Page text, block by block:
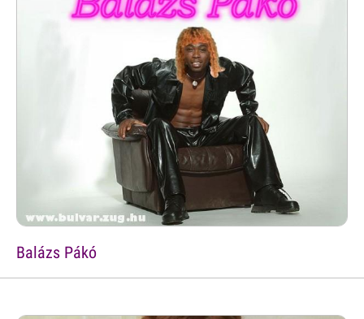
Balázs Pákó